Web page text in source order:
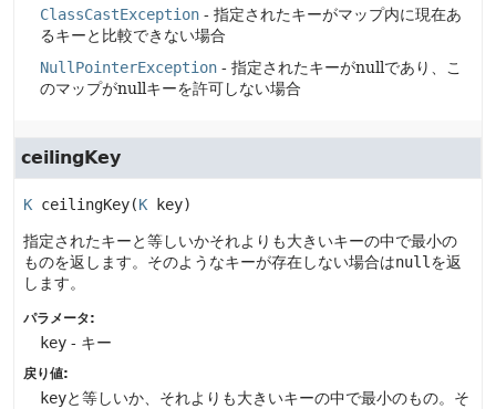
ClassCastException - 指定されたキーがマップ内に現在あ
るキーと比較できない場合
NullPointerException - 指定されたキーがnullであり、こ
のマップがnullキーを許可しない場合
ceilingKey
K ceilingKey(K key)
指定されたキーと等しいかそれよりも大きいキーの中で最小の
ものを返します。そのようなキーが存在しない場合はnull を返
します。
パラメータ:
key - キー
戻り値:
keyと等しいか、それよりも大きいキーの中で最小のもの。そ